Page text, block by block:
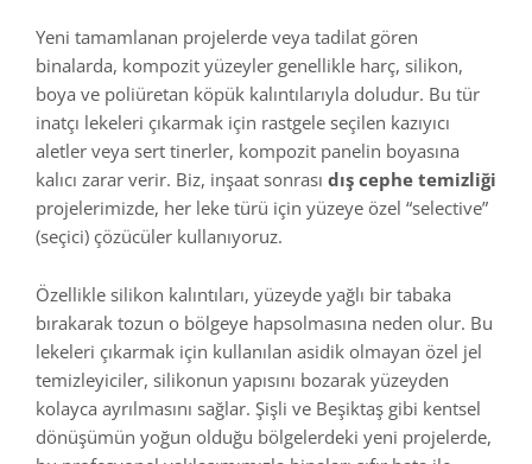
Yeni tamamlanan projelerde veya tadilat gören
binalarda, kompozit yüzeyler genellikle harç, silikon,
boya ve poliüretan köpük kalıntılarıyla doludur. Bu tür
inatçı lekeleri çıkarmak için rastgele seçilen kazıyıcı
aletler veya sert tinerler, kompozit panelin boyasına
kalıcı zarar verir. Biz, inşaat sonrası dış cephe temizliği
projelerimizde, her leke türü için yüzeye özel “selective”
(seçici) çözücüler kullanıyoruz.
Özellikle silikon kalıntıları, yüzeyde yağlı bir tabaka
bırakarak tozun o bölgeye hapsolmasına neden olur. Bu
lekeleri çıkarmak için kullanılan asidik olmayan özel jel
temizleyiciler, silikonun yapısını bozarak yüzeyden
kolayca ayrılmasını sağlar. Şişli ve Beşiktaş gibi kentsel
dönüşümün yoğun olduğu bölgelerdeki yeni projelerde,